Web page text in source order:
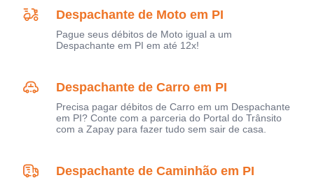
Despachante de Moto em PI
Pague seus débitos de Moto igual a um
Despachante em PI em até 12x!
Despachante de Carro em PI
Precisa pagar débitos de Carro em um Despachante
em PI? Conte com a parceria do Portal do Trânsito
com a Zapay para fazer tudo sem sair de casa.
Despachante de Caminhão em PI